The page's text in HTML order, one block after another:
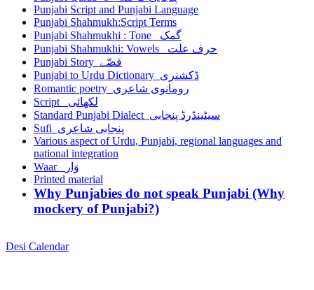
Punjabi Script and Punjabi Language
Punjabi Shahmukh:Script Terms
Punjabi Shahmukhi : Tone گمک
Punjabi Shahmukhi: Vowels حرف علت
Punjabi Story قصّے
Punjabi to Urdu Dictionary ڈکشنری
Romantic poetry رومانوی شاعری
Script لکھائی
Standard Punjabi Dialect سیٹینڈرڈ پنجابی
Sufi پنجابی شاعری
Various aspect of Urdu, Punjabi, regional languages and
national integration
Waar وَار
Printed material
Why Punjabies do not speak Punjabi (Why
mockery of Punjabi?)
Desi Calendar